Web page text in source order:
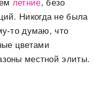
летние, безо
Никогда не была
то думаю, что
цветами
местной элиты.